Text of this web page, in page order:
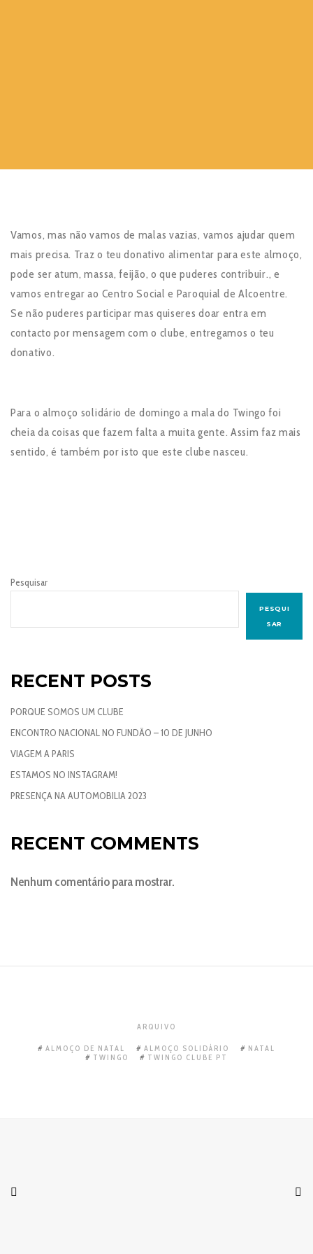
Vamos, mas não vamos de malas vazias, vamos ajudar quem
mais precisa. Traz o teu donativo alimentar para este almoço,
pode ser atum, massa, feijão, o que puderes contribuir., e
vamos entregar ao Centro Social e Paroquial de Alcoentre.
Se não puderes participar mas quiseres doar entra em
contacto por mensagem com o clube, entregamos o teu
donativo.
Para o almoço solidário de domingo a mala do Twingo foi
cheia da coisas que fazem falta a muita gente. Assim faz mais
sentido, é também por isto que este clube nasceu.
Pesquisar
PESQUI
SAR
RECENT POSTS
PORQUE SOMOS UM CLUBE
ENCONTRO NACIONAL NO FUNDÃO – 10 DE JUNHO
VIAGEM A PARIS
ESTAMOS NO INSTAGRAM!
PRESENÇA NA AUTOMOBILIA 2023
RECENT COMMENTS
Nenhum comentário para mostrar.
ARQUIVO
ALMOÇO DE NATAL ALMOÇO SOLIDÁRIO
NATAL
TWINGO
TWINGO CLUBE PT